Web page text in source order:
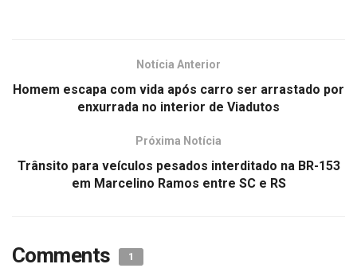
Notícia Anterior
Homem escapa com vida após carro ser arrastado por
enxurrada no interior de Viadutos
Próxima Notícia
Trânsito para veículos pesados interditado na BR-153
em Marcelino Ramos entre SC e RS
Comments 1